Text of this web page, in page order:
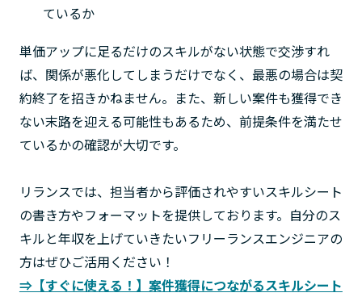
ているか
単価アップに足るだけのスキルがない状態で交渉すれ
ば、関係が悪化してしまうだけでなく、最悪の場合は契
約終了を招きかねません。また、新しい案件も獲得でき
ない末路を迎える可能性もあるため、前提条件を満たせ
ているかの確認が大切です。
リランスでは、担当者から評価されやすいスキルシート
の書き方やフォーマットを提供しております。自分のス
キルと年収を上げていきたいフリーランスエンジニアの
方はぜひご活用ください！
⇒【すぐに使える！】案件獲得につながるスキルシート